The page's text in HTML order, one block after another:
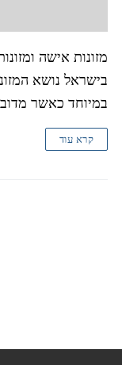
מזונות אישה
בישראל נושא
במיוחד כאשר
קרא עוד